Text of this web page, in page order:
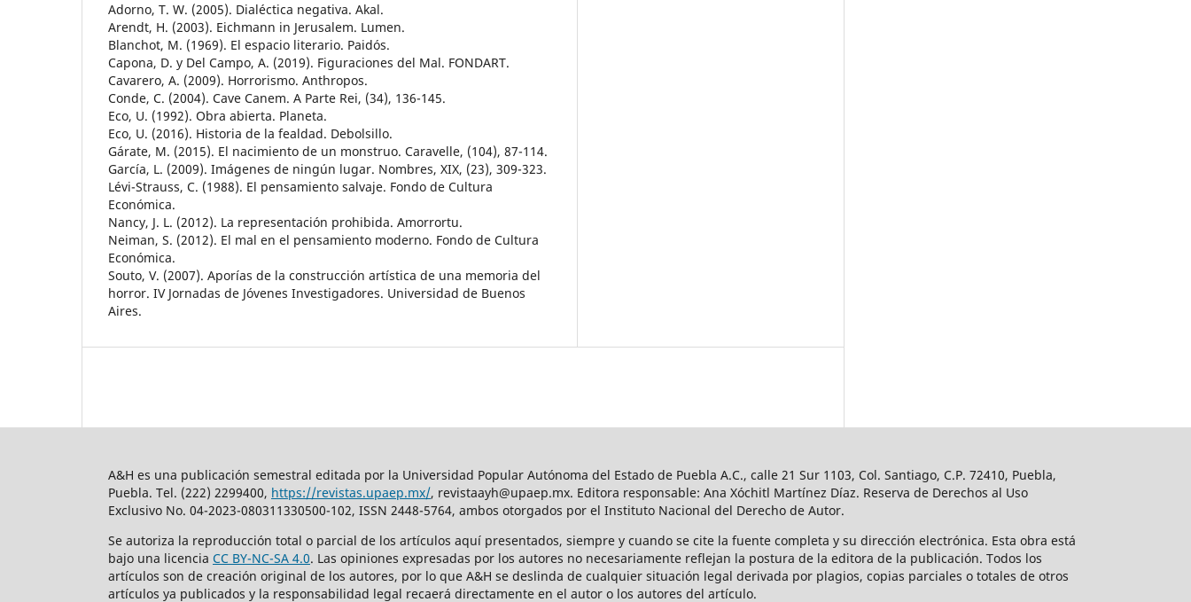
Adorno, T. W. (2005). Dialéctica negativa. Akal.
Arendt, H. (2003). Eichmann in Jerusalem. Lumen.
Blanchot, M. (1969). El espacio literario. Paidós.
Capona, D. y Del Campo, A. (2019). Figuraciones del Mal. FONDART.
Cavarero, A. (2009). Horrorismo. Anthropos.
Conde, C. (2004). Cave Canem. A Parte Rei, (34), 136-145.
Eco, U. (1992). Obra abierta. Planeta.
Eco, U. (2016). Historia de la fealdad. Debolsillo.
Gárate, M. (2015). El nacimiento de un monstruo. Caravelle, (104), 87-114.
García, L. (2009). Imágenes de ningún lugar. Nombres, XIX, (23), 309-323.
Lévi-Strauss, C. (1988). El pensamiento salvaje. Fondo de Cultura
Económica.
Nancy, J. L. (2012). La representación prohibida. Amorrortu.
Neiman, S. (2012). El mal en el pensamiento moderno. Fondo de Cultura
Económica.
Souto, V. (2007). Aporías de la construcción artística de una memoria del
horror. IV Jornadas de Jóvenes Investigadores. Universidad de Buenos
Aires.
A&H es una publicación semestral editada por la Universidad Popular Autónoma del Estado de Puebla A.C., calle 21 Sur 1103, Col. Santiago, C.P. 72410, Puebla,
Puebla. Tel. (222) 2299400, https://revistas.upaep.mx/, revistaayh@upaep.mx. Editora responsable: Ana Xóchitl Martínez Díaz. Reserva de Derechos al Uso
Exclusivo No. 04-2023-080311330500-102, ISSN 2448-5764, ambos otorgados por el Instituto Nacional del Derecho de Autor.
Se autoriza la reproducción total o parcial de los artículos aquí­ presentados, siempre y cuando se cite la fuente completa y su dirección electrónica. Esta obra está
bajo una licencia CC BY-NC-SA 4.0. Las opiniones expresadas por los autores no necesariamente reflejan la postura de la editora de la publicación. Todos los
artículos son de creación original de los autores, por lo que A&H se deslinda de cualquier situación legal derivada por plagios, copias parciales o totales de otros
artículos ya publicados y la responsabilidad legal recaerá directamente en el autor o los autores del artículo.